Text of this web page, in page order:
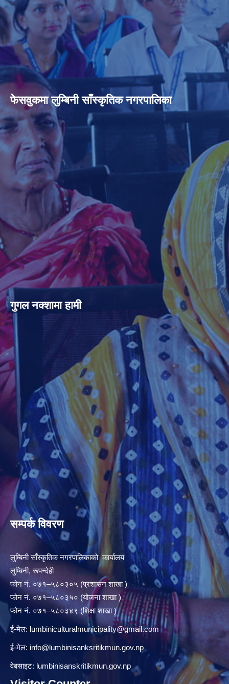
फेसवुकमा लुम्बिनी साँस्कृतिक नगरपालिका
गुगल नक्शामा हामी
सम्पर्क विवरण
लुम्बिनी साँस्कृतिक नगरपालिकाको कार्यालय
लुम्बिनी, रूपन्देही
फोन नं. ०७१–५८०३०५ (प्रशासन शाखा )
फोन नं. ०७१–५८०३५० (योजना शाखा )
फोन नं. ०७१–५८०३४९ (शिक्षा शाखा )
ई-मेल: lumbiniculturalmunicipality@gmail.com
ई-मेल: info@lumbinisanksritikmun.gov.np
वेबसाइट: lumbinisanskritikmun.gov.np